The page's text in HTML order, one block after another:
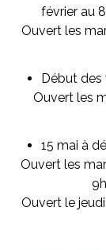
février au
Ouvert les
Début des
Ouvert les
15 mai à
Ouvert les
Ouvert le